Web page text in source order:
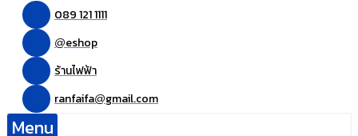
089 121 1111
@eshop
ร้านไฟฟ้า
ranfaifa@gmail.com
Menu